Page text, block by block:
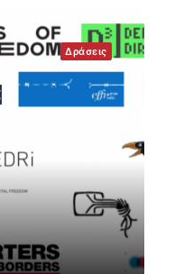
Δράσεις